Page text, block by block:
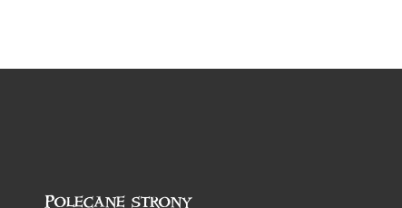
Polecane strony